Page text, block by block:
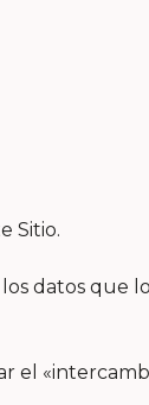
Sitio.
datos que
el